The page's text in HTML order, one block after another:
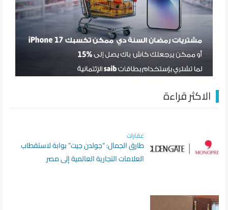
الاكثر قراءة
عقارات
طارق الجمال: “جولدن جيت” بوابة لاستقطاب
العلامات التجارية العالمية إلى مصر